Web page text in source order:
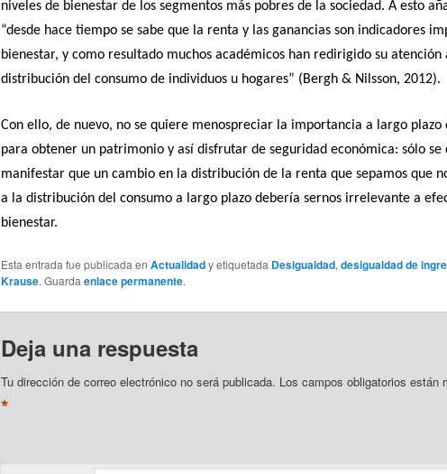
niveles de bienestar de los segmentos más pobres de la sociedad. A esto
“desde hace tiempo se sabe que la renta y las ganancias son indicadores
bienestar, y como resultado muchos académicos han redirigido su atención
distribución del consumo de individuos u hogares” (Bergh & Nilsson, 2012).
Con ello, de nuevo, no se quiere menospreciar la importancia a largo plazo
para obtener un patrimonio y así disfrutar de seguridad económica: sólo se
manifestar que un cambio en la distribución de la renta que sepamos que
a la distribución del consumo a largo plazo debería sernos irrelevante a
bienestar.
Esta entrada fue publicada en Actualidady etiquetada Desigualdad,desigualdad de
Krause. Guardaenlace permanente.
Deja una respuesta
Tu dirección de correo electrónico no será publicada. Los campos obligatorios están
*